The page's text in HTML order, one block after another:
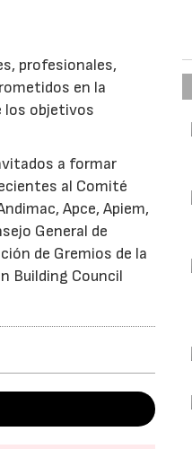
profesionales,
en la
los objetivos
a formar
al Comité
Apce, Apiem,
General de
de Gremios de la
Building Council